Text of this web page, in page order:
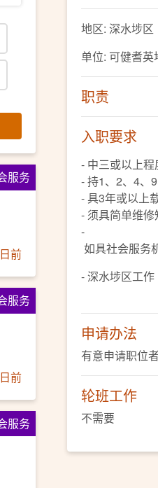
服务
前
服务
前
服务
地区: 深水埗区
单位: 可健耆
职责
入职要求
- 中三或以上程
- 持1、2、4、
- 具3年或以上
- 须具简单维
-
如具社会服务
- 深水埗区工作
申请办法
有意申请职位
轮班工作
不需要